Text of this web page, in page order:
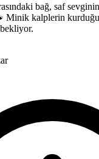
bağ, saf
Minik kalplerin